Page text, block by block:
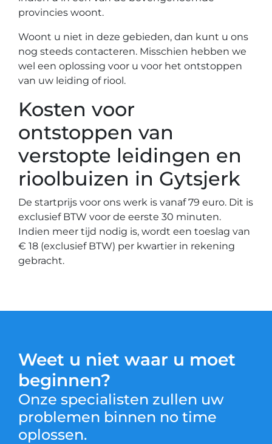
provincies woont.
Woont u niet in deze gebieden, dan kunt u ons
nog steeds contacteren. Misschien hebben we
wel een oplossing voor u voor het ontstoppen
van uw leiding of riool.
Kosten voor
ontstoppen van
verstopte leidingen en
rioolbuizen in Gytsjerk
De startprijs voor ons werk is vanaf 79 euro. Dit is
exclusief BTW voor de eerste 30 minuten.
Indien meer tijd nodig is, wordt een toeslag van
€ 18 (exclusief BTW) per kwartier in rekening
gebracht.
Weet u niet waar u moet
beginnen?
Onze specialisten zullen uw
problemen binnen no time
oplossen.